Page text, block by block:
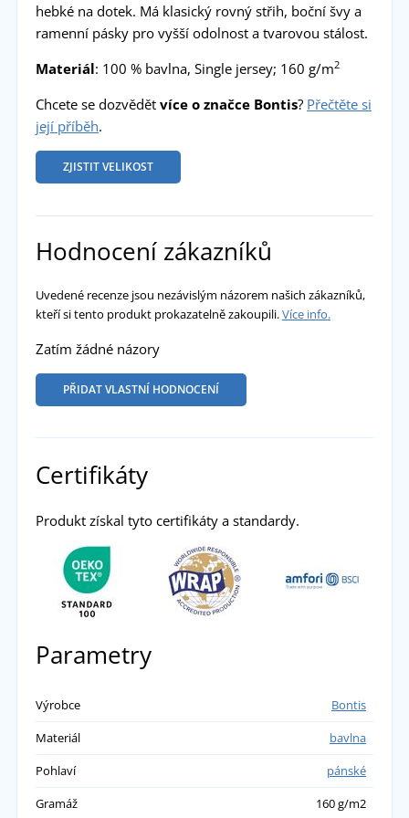
hebké na dotek. Má klasický rovný střih, boční švy a
ramenní pásky pro vyšší odolnost a tvarovou stálost.
Materiál: 100 % bavlna, Single jersey; 160 g/m2
Chcete se dozvědět více o značce Bontis? Přečtěte si
její příběh.
ZJISTIT VELIKOST
Hodnocení zákazníků
Uvedené recenze jsou nezávislým názorem našich zákazníků,
kteří si tento produkt prokazatelně zakoupili.Více info.
Zatím žádné názory
PŘIDAT VLASTNÍ HODNOCENÍ
Certifikáty
Produkt získal tyto certifikáty a standardy.
Parametry
Výrobce
Bontis
Materiál
bavlna
Pohlaví
pánské
Gramáž
160 g/m2